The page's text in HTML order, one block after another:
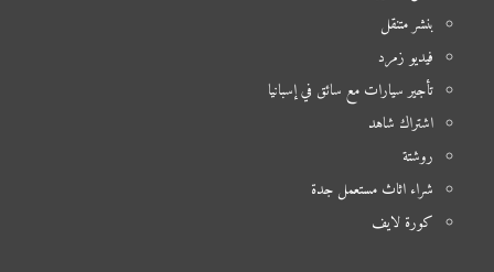
بنشر متنقل
فيديو زمرد
تأجير سيارات مع سائق في إسبانيا
اشتراك شاهد
روشتة
شراء اثاث مستعمل جدة
كورة لايف